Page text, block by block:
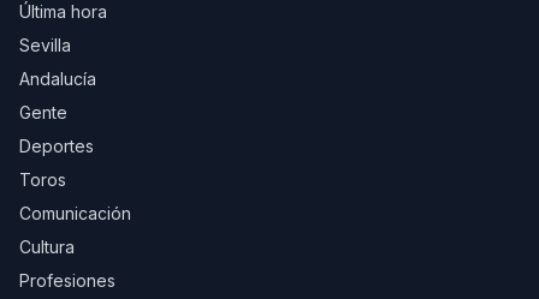
Última hora
Sevilla
Andalucía
Gente
Deportes
Toros
Comunicación
Cultura
Profesiones